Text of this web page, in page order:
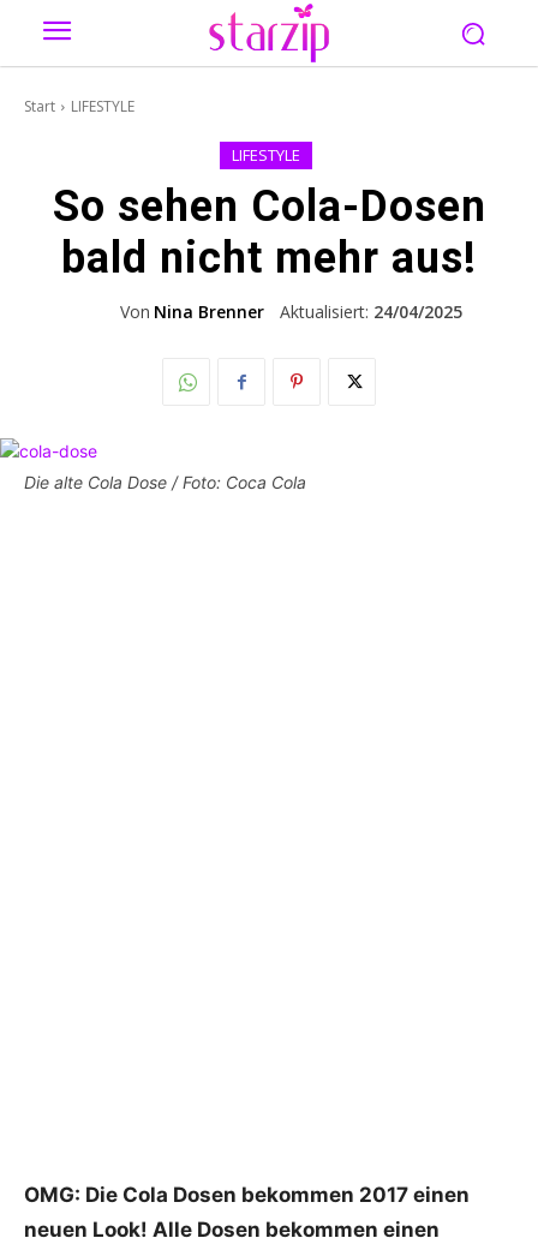
Start LIFESTYLE
LIFESTYLE
So sehen Cola-Dosen
bald nicht mehr aus!
Von Nina Brenner Aktualisiert: 24/04/2025
Die alte Cola Dose / Foto: Coca Cola
OMG: Die Cola Dosen bekommen 2017 einen
neuen Look! Alle Dosen bekommen einen